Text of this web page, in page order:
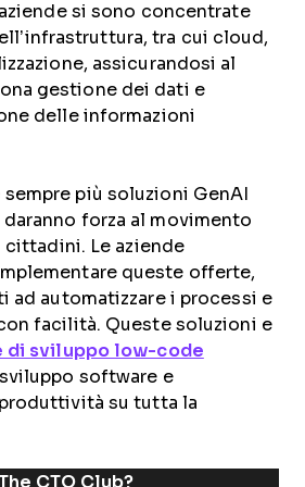
si sono concentrate
tra cui cloud,
assicurandosi al
gestione dei dati e
delle informazioni
più soluzioni GenAI
forza al movimento
Le aziende
queste offerte,
ad automatizzare i processi e
facilità. Queste soluzioni e
di sviluppo low-code
software e
su tutta la
CTO Club?